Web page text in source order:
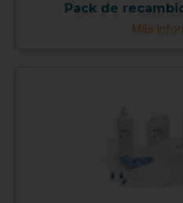
Pack de
Más